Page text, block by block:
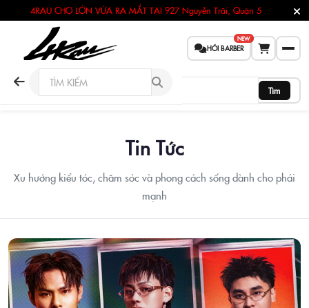
4RAU CHỢ LỚN VỪA RA MẮT TẠI 927 Nguyễn Trãi, Quận 5
HỎI BARBER
NEW
Tìm
Tin Tức
Xu hướng kiểu tóc, chăm sóc và phong cách sống dành cho phái
mạnh